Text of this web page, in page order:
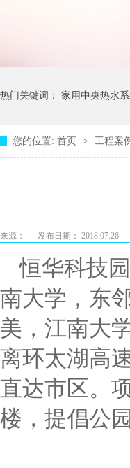
热门关键词： 家用中央热水
您的位置: 首页 > 工程案
来源： 发布日期： 2018.07.26
恒华科技
南大学，东
美，江南大
离环太湖高
直达市区。
楼，提倡公